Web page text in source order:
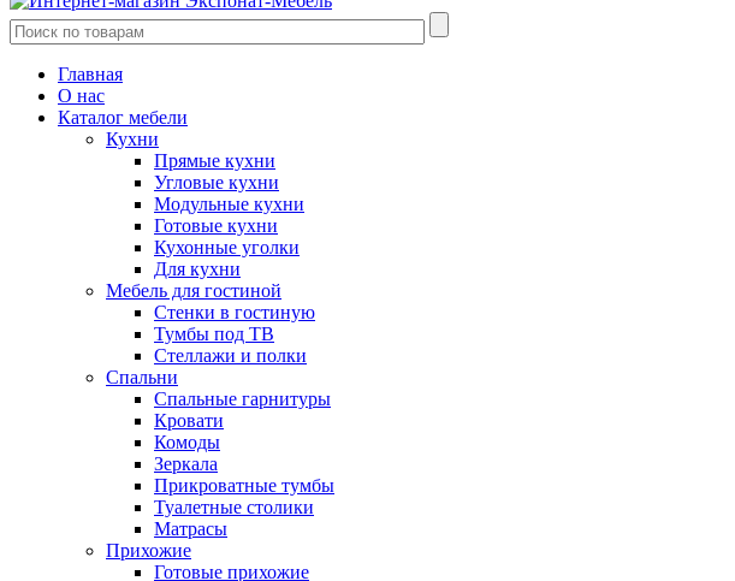
Главная
О нас
Каталог мебели
Кухни
Прямые кухни
Угловые кухни
Модульные кухни
Готовые кухни
Кухонные уголки
Для кухни
Мебель для гостиной
Стенки в гостиную
Тумбы под ТВ
Стеллажи и полки
Спальни
Спальные гарнитуры
Кровати
Комоды
Зеркала
Прикроватные тумбы
Туалетные столики
Матрасы
Прихожие
Готовые прихожие